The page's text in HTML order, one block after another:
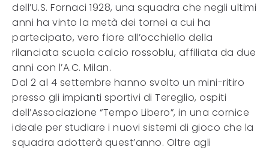
dell’U.S. Fornaci 1928, una squadra che negli ultimi
anni ha vinto la metà dei tornei a cui ha
partecipato, vero fiore all’occhiello della
rilanciata scuola calcio rossoblu, affiliata da due
anni con l’A.C. Milan.
Dal 2 al 4 settembre hanno svolto un mini-ritiro
presso gli impianti sportivi di Tereglio, ospiti
dell’Associazione “Tempo Libero”, in una cornice
ideale per studiare i nuovi sistemi di gioco che la
squadra adotterà quest’anno. Oltre agli